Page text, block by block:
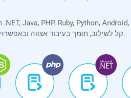
עבודה או מובייל, ה-API קל לשילוב, תומך בעיבוד אצווה ובאפשרויות המרה גמישות לצורכי פיתוח בעולם האמיתי.